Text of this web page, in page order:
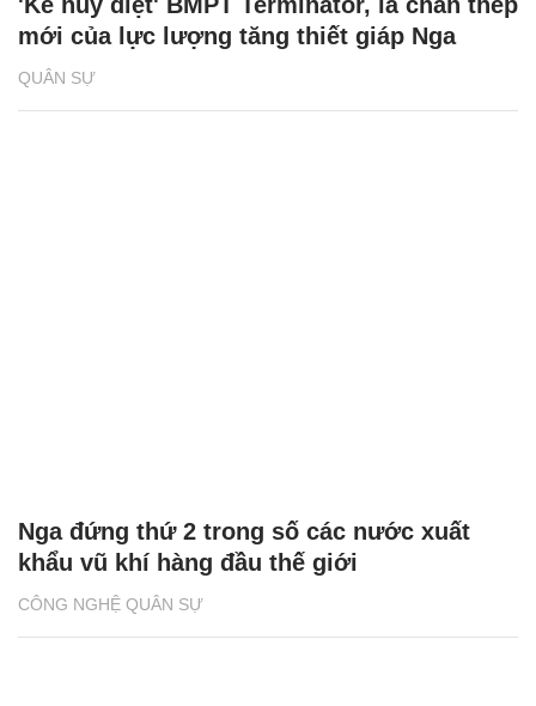
QUÂN SỰ
mới của lực lượng tăng thiết giáp Nga
CÔNG NGHỆ QUÂN SỰ
Nga đứng thứ 2 trong số các nước xuất
khẩu vũ khí hàng đầu thế giới